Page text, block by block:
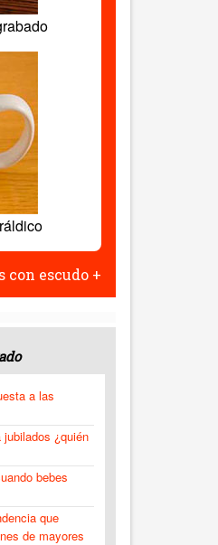
con escudo +
a las
¿quién
bebes
que
de mayores